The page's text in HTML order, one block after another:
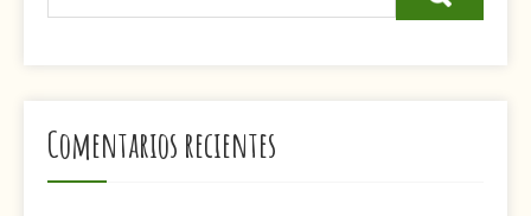
Comentarios recientes